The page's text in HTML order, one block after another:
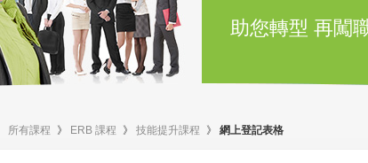
助您轉型 再闖
所有課程 》 ERB 課程 》 技能提升課程 》 網上登記表格